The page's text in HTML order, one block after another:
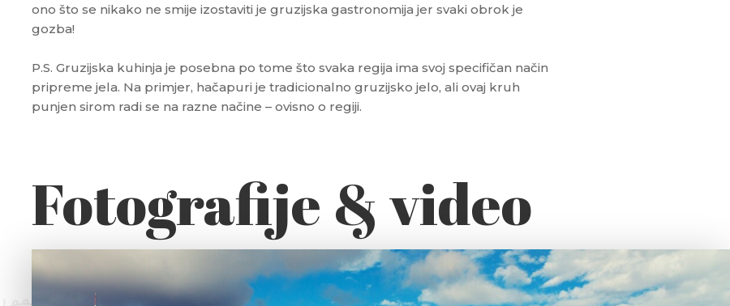
ono što se nikako ne smije izostaviti je gruzijska gastronomija jer svaki obrok je
gozba!
P.S. Gruzijska kuhinja je posebna po tome što svaka regija ima svoj specifičan način
pripreme jela. Na primjer, hačapuri je tradicionalno gruzijsko jelo, ali ovaj kruh
punjen sirom radi se na razne načine – ovisno o regiji.
Fotografije & video